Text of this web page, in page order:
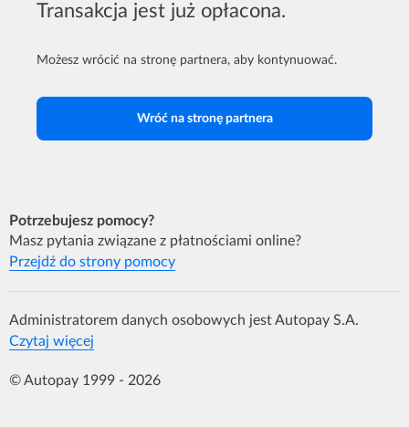
Transakcja jest już opłacona.
Możesz wrócić na stronę partnera, aby kontynuować.
Wróć na stronę partnera
Potrzebujesz pomocy?
Masz pytania związane z płatnościami online?
Przejdź do strony pomocy
Administratorem danych osobowych jest Autopay S.A.
Czytaj więcej
© Autopay 1999 - 2026